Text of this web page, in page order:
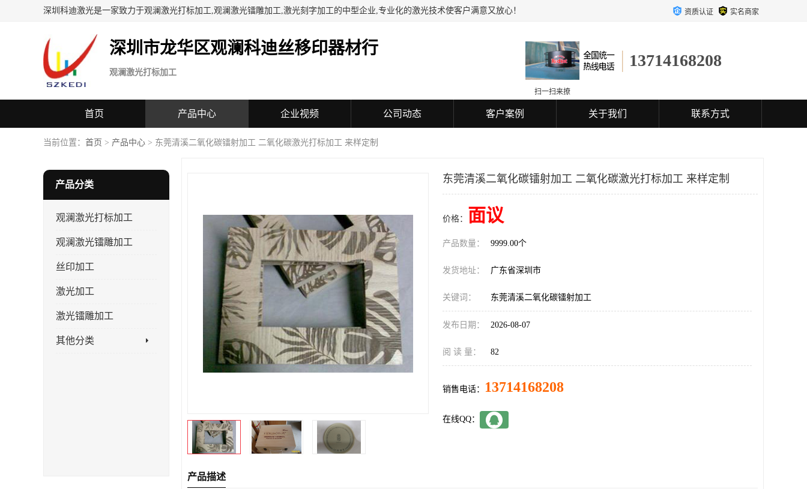
深圳科迪激光是一家致力于观澜激光打标加工,观澜激光镭雕加工,激光刻字加工的中型企业,专业化的激光技术使客户满意又放心！ 资质认证 实名商家
深圳市龙华区观澜科迪丝移印器材行
观澜激光打标加工
13714168208
扫一扫来撩
首页 产品中心 企业视频 公司动态 客户案例 关于我们 联系方式
当前位置： 首页 > 产品中心 > 东莞清溪二氧化碳镭射加工 二氧化碳激光打标加工 来样定制
产品分类
观澜激光打标加工
观澜激光镭雕加工
丝印加工
激光加工
激光镭雕加工
其他分类
东莞清溪二氧化碳镭射加工 二氧化碳激光打标加工 来样定制
价格： 面议
产品数量： 9999.00个
发货地址： 广东省深圳市
关键词： 东莞清溪二氧化碳镭射加工
发布日期： 2026-08-07
阅 读 量： 82
销售电话： 13714168208
在线QQ：
产品描述